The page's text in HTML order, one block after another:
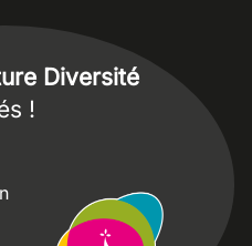
Diversité
!